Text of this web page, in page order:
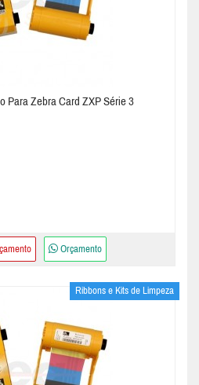
Para Zebra Card ZXP Série 3
Orçamento
Ribbons e Kits de Limpeza